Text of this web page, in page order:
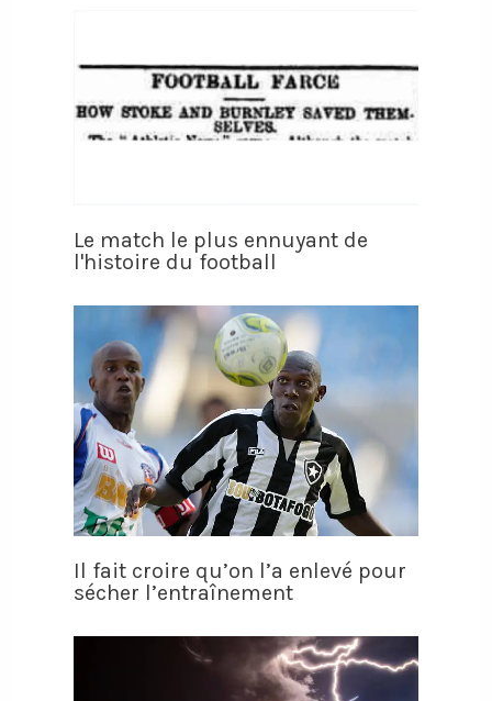
Le match le plus ennuyant de
l'histoire du football
Il fait croire qu’on l’a enlevé pour
sécher l’entraînement